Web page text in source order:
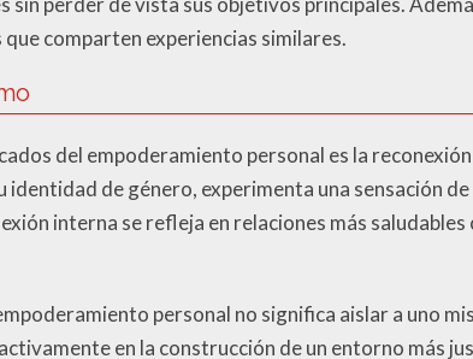
comparten experiencias similares.
del empoderamiento personal es la
de género, experimenta una sensación
interna se refleja en relaciones más saludables
personal no significa aislar a uno
en la construcción de un entorno más